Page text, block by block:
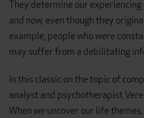
They determine our
and now, even though they
example, people who were
may suffer from a debilitating
In this classic on the topic of
analyst and psychotherapist
When we uncover our life